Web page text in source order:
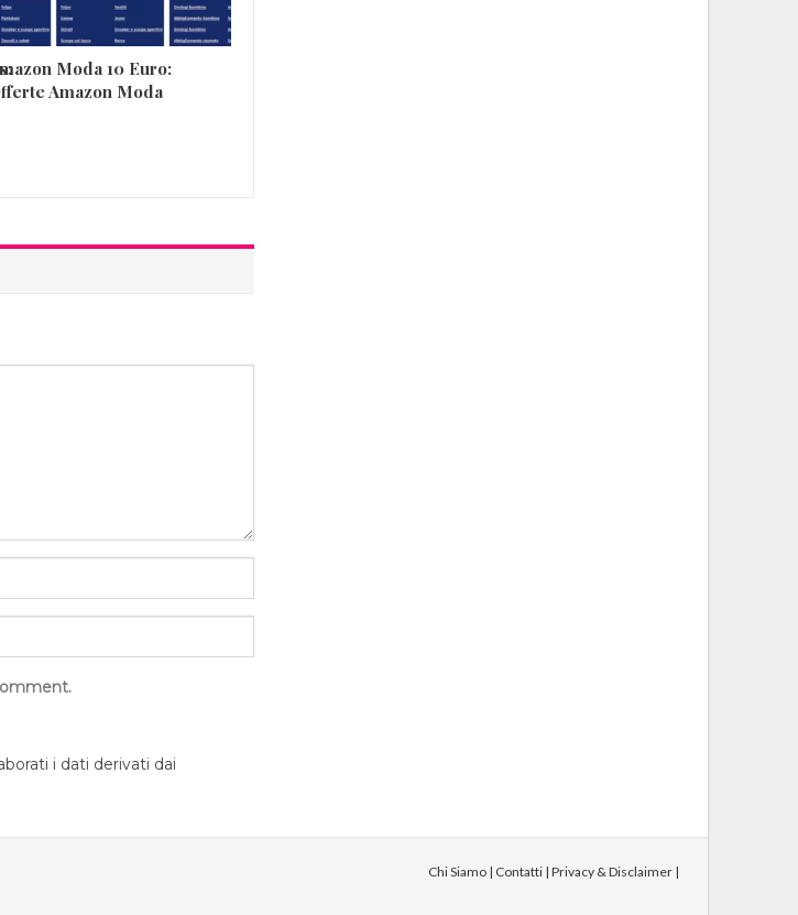
Moda 10 Euro:
Amazon Moda
i dati derivati dai
Chi Siamo | Contatti | Privacy & Disclaimer |